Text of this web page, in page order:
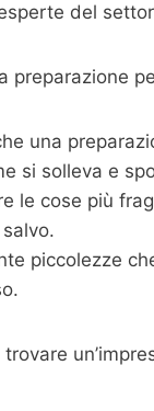
del
preparazione
una
si solleva e
le cose più
piccolezze